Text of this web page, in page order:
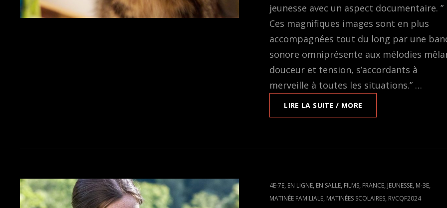
jeunesse avec un aspect documentaire. ”
Ces magnifiques images sont en plus
accompagnées tout du long par une
sonore omniprésente aux mélodies
douceur et tension, s’accordants à
merveille à toutes les situations.” …
LIRE LA SUITE / MORE
LIGNE
MON
LA
GRANDE
CAT
LINKS
4E-7E, EN LIGNE, EN SALLE, FILMS, FRANCE, JEUNESSE, M-3E,
MATINÉE FAMILIALE, MATINÉES SCOLAIRES, RVCQF2024